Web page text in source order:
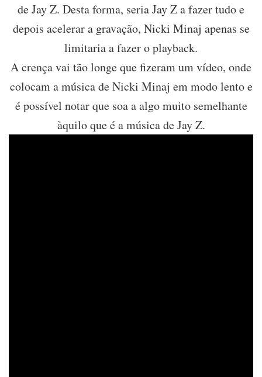
de Jay Z. Desta forma, seria Jay Z a fazer tudo e
depois acelerar a gravação, Nicki Minaj apenas se
limitaria a fazer o playback.
A crença vai tão longe que fizeram um vídeo, onde
colocam a música de Nicki Minaj em modo lento e
é possível notar que soa a algo muito semelhante
àquilo que é a música de Jay Z.